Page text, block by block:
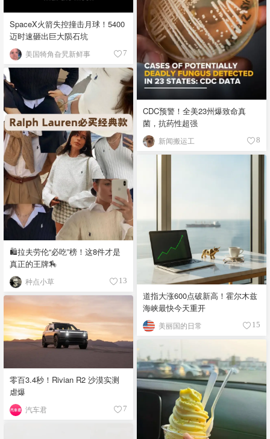
SpaceX火箭失控撞击月球！5400
迈时速砸出巨大陨石坑
美国犄角旮旯新鲜事 7
CDC预警！全美23州爆致命真
菌，抗药性超强
新闻搬运工 8
🛍️拉夫劳伦“必吃”榜！这8件才是
真正的王牌🏇
种点小草 13
道指大涨600点破新高！霍尔木兹
海峡最快今天重开
美丽国的日常 15
零百3.4秒！Rivian R2 沙漠实测
虐爆
汽车君 7